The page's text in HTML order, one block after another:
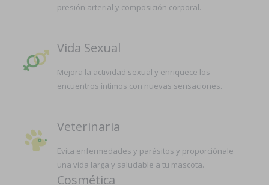
presión arterial y composición corporal.
Vida Sexual
Mejora la actividad sexual y enriquece los
encuentros íntimos con nuevas sensaciones.
Veterinaria
Evita enfermedades y parásitos y proporciónale
una vida larga y saludable a tu mascota.
Cosmética